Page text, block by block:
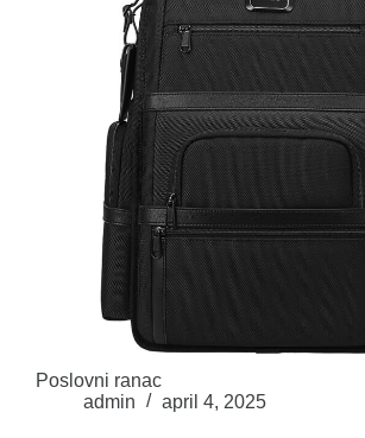
Poslovni ranac
admin
april 4, 2025